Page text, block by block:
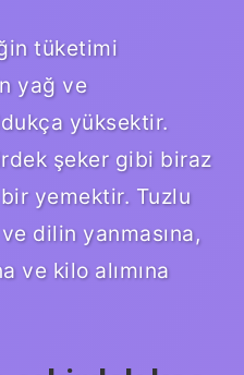
tüketimi
yağ ve
yüksektir.
şeker gibi biraz
bir yemektir. Tuzlu
dilin yanmasına,
ve kilo alımına